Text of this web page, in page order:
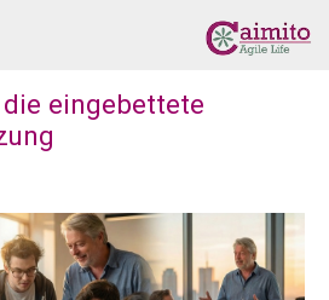
eingebettete